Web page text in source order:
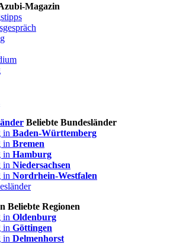
Magazin
Beliebte Bundesländer
in Baden-Württemberg
in Bremen
in Hamburg
in Niedersachsen
in Nordrhein-Westfalen
Beliebte Regionen
in Oldenburg
in Göttingen
in Delmenhorst